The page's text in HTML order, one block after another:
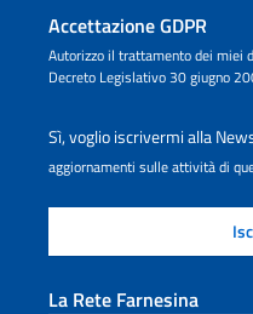
Accettazione GDPR
Autorizzo il trattamento dei miei
Decreto Legislativo 30 giugno
Sì, voglio iscrivermi alla
aggiornamenti sulle attività di
La Rete Farnesina